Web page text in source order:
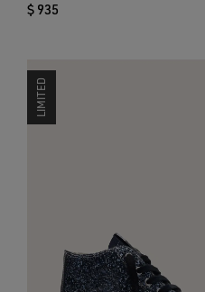
$ 935
LIMITED